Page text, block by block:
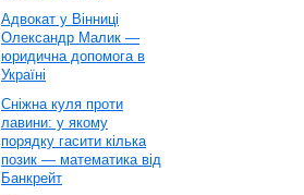
Адвокат у Вінниці
Олександр Малик —
юридична допомога в
Україні
Сніжна куля проти
лавини: у якому
порядку гасити кілька
позик — математика від
Банкрейт